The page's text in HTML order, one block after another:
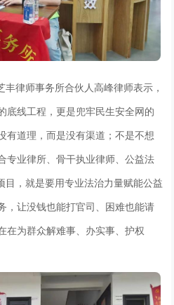
律师事务所合伙人高峰律师表示，
底线工程，更是兜牢民生安全网的
有道理，而是没有渠道；不是不想
专业律所、骨干执业律师、公益法
目，就是要用专业法治力量赋能公益
，让没钱也能打官司、困难也能请
在为群众解难事、办实事、护权